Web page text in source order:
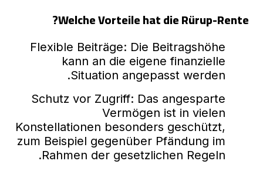
Welche Vorteile hat die Rürup-Rente?
Flexible Beiträge: Die Beitragshöhe
kann an die eigene finanzielle
Situation angepasst werden.
Schutz vor Zugriff: Das angesparte
Vermögen ist in vielen
Konstellationen besonders geschützt,
zum Beispiel gegenüber Pfändung im
Rahmen der gesetzlichen Regeln.